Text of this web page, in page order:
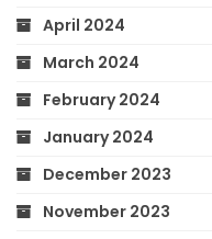
April 2024
March 2024
February 2024
January 2024
December 2023
November 2023